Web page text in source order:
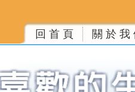
回 首 頁 關 於 我